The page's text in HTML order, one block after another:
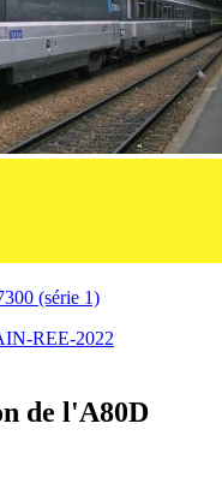
(série 1)
REE-2022
de l'A80D